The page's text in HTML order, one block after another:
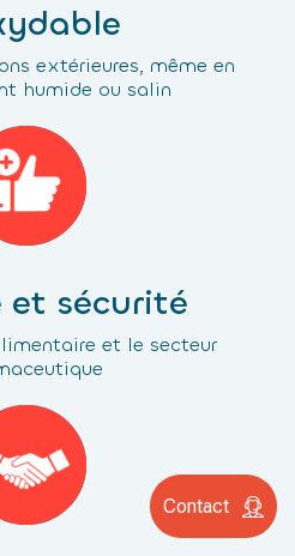
extérieures, même en
humide ou salin
et sécurité
et le secteur
Contact